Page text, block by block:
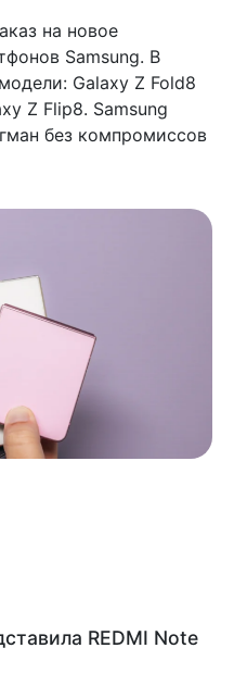
на новое
Samsung. В
Galaxy Z Fold8
Z Flip8. Samsung
без компромиссов
REDMI Note